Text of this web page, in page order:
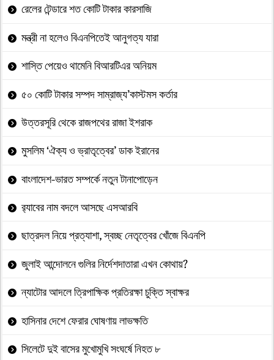
রেলের টেন্ডারে শত কোটি টাকার কারসাজি
মন্ত্রী না হলেও বিএনপিতেই আনুগত্য যারা
শাস্তি পেয়েও থামেনি বিআরটিএর অনিয়ম
৫০ কোটি টাকার সম্পদ সাম্রাজ্য’কাস্টমস কর্তার
উত্তরসূরি থেকে রাজপথের রাজা ইশরাক
মুসলিম ‘ঐক্য ও ভ্রাতৃত্বের’ ডাক ইরানের
বাংলাদেশ-ভারত সম্পর্কে নতুন টানাপোড়েন
র‍্যাবের নাম বদলে আসছে এসআরবি
ছাত্রদল নিয়ে প্রত্যাশা, স্বচ্ছ নেতৃত্বের খোঁজে বিএনপি
জুলাই আন্দোলনে গুলির নির্দেশদাতারা এখন কোথায়?
ন্যাটোর আদলে ত্রিপাক্ষিক প্রতিরক্ষা চুক্তি স্বাক্ষর
হাসিনার দেশে ফেরার ঘোষণায় লাভক্ষতি
সিলেটে দুই বাসের মুখোমুখি সংঘর্ষে নিহত ৮